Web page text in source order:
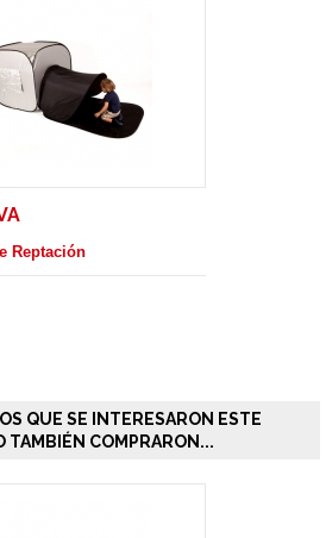
Reptación
QUE SE INTERESARON ESTE
TAMBIÉN COMPRARON...